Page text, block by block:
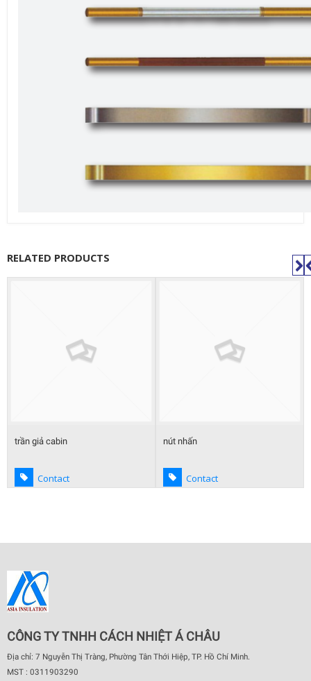
RELATED PRODUCTS
trần giả cabin
Contact
nút nhấn
Contact
CÔNG TY TNHH CÁCH NHIỆT Á CHÂU
Địa chỉ: 7 Nguyễn Thị Tràng, Phường Tân Thới Hiệp, TP. Hồ Chí Minh.
MST : 0311903290